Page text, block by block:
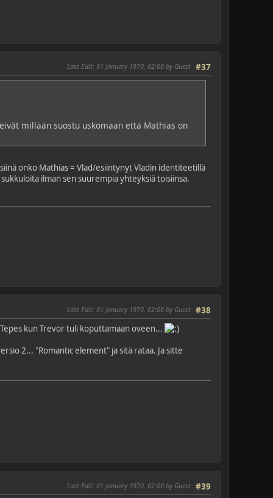
#37
Last Edit: 01 January 1970, 02:00 by Guest
millään suostu uskomaan että Mathias on
onko Mathias = Vlad/esiintynyt Vladin identiteetillä
ilman sen suurempia yhteyksiä toisiinsa.
#38
Last Edit: 01 January 1970, 02:00 by Guest
kun Trevor tuli koputtamaan oveen...
2... "Romantic element" ja sitä rataa. Ja sitte
#39
Last Edit: 01 January 1970, 02:00 by Guest